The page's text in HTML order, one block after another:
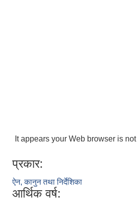
It appears your Web browser is
प्रकार:
ऐन, कानुन तथा निर्देशिका
आर्थिक वर्ष: